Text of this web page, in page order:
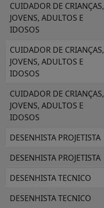
CUIDADOR DE CRIANÇAS,
JOVENS, ADULTOS E
IDOSOS
CUIDADOR DE CRIANÇAS,
JOVENS, ADULTOS E
IDOSOS
CUIDADOR DE CRIANÇAS,
JOVENS, ADULTOS E
IDOSOS
DESENHISTA PROJETISTA
DESENHISTA PROJETISTA
DESENHISTA TECNICO
DESENHISTA TECNICO